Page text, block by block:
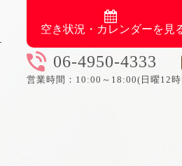
空き状況・カレンダーを見
06-4950-4333
営業時間：10:00～18:00(日曜12